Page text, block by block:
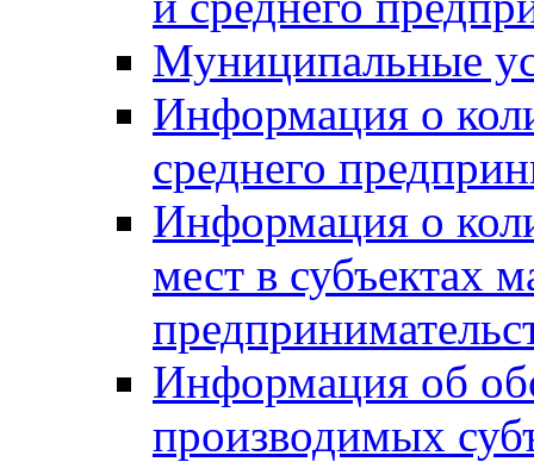
Муниципальные
Информация о
среднего
Информация о
мест в субъектах
Информация об
производимых